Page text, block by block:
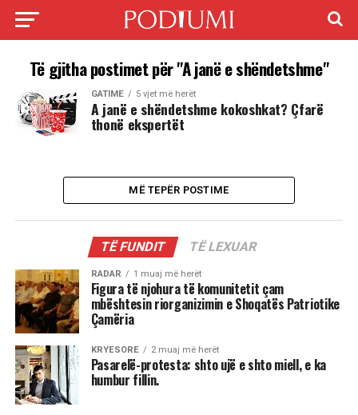
Të gjitha postimet për "A janë e shëndetshme"
GATIME 5 vjet më herët
A janë e shëndetshme kokoshkat? Çfarë
thonë ekspertët
MË TEPËR POSTIME
TË FUNDIT TË LEXUAR
RADAR 1 muaj më herët
Figura të njohura të komunitetit çam
mbështesin riorganizimin e Shoqatës Patriotike
Çamëria
KRYESORE 2 muaj më herët
Pasarelë-protesta: shto ujë e shto miell, e ka
humbur fillin.